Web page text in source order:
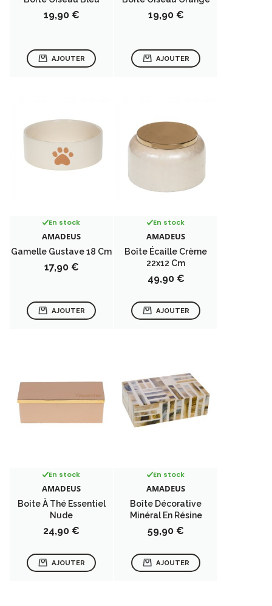
Prix
19,90 €
AJOUTER
Prix
19,90 €
AJOUTER
En stock
AMADEUS
Gamelle Gustave 18 Cm
Prix
17,90 €
AJOUTER
En stock
AMADEUS
Boîte Écaille Crème
22x12 Cm
Prix
49,90 €
AJOUTER
En stock
AMADEUS
Boite À Thé Essentiel
Nude
Prix
24,90 €
AJOUTER
En stock
AMADEUS
Boîte Décorative
Minéral En Résine
Prix
59,90 €
AJOUTER